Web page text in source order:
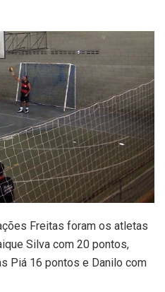
Freitas foram os atletas
Silva com 20 pontos,
Piá 16 pontos e Danilo com